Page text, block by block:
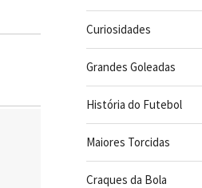
Curiosidades
Grandes Goleadas
História do Futebol
Maiores Torcidas
Craques da Bola